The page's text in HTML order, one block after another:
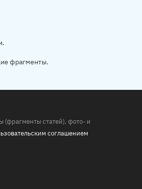
фрагменты.
(фрагменты статей), фото- и
соглашением